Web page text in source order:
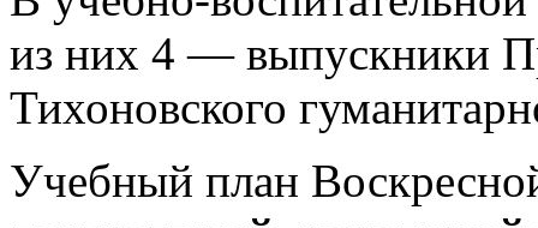
из них 4 — выпускники
Тихоновского
Учебный план